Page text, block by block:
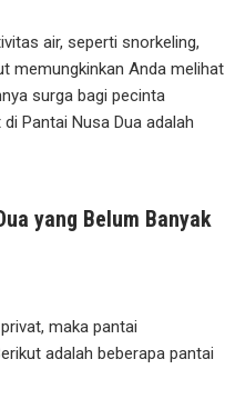
air, seperti snorkeling,
memungkinkan Anda melihat
surga bagi pecinta
Pantai Nusa Dua adalah
yang Belum Banyak
maka pantai
adalah beberapa pantai